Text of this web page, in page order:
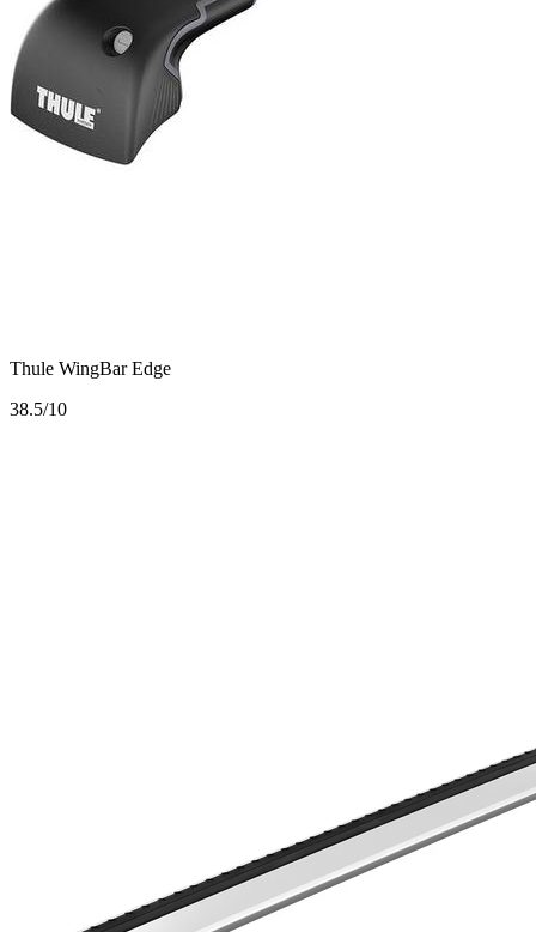
Thule WingBar Edge
38.5/10